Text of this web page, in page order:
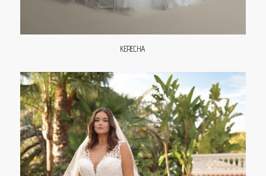
KERECHA